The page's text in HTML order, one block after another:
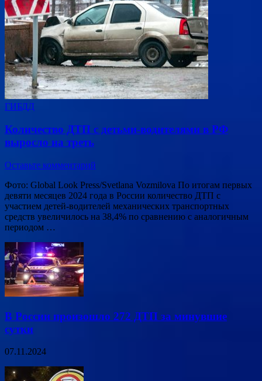
ГИБДД
Количество ДТП с детьми-водителями в РФ
выросло на треть
Оставьте комментарий
Фото: Global Look Press/Svetlana Vozmilova По итогам первых
девяти месяцев 2024 года в России количество ДТП с
участием детей-водителей механических транспортных
средств увеличилось на 38,4% по сравнению с аналогичным
периодом …
В России произошло 272 ДТП за минувшие
сутки
07.11.2024